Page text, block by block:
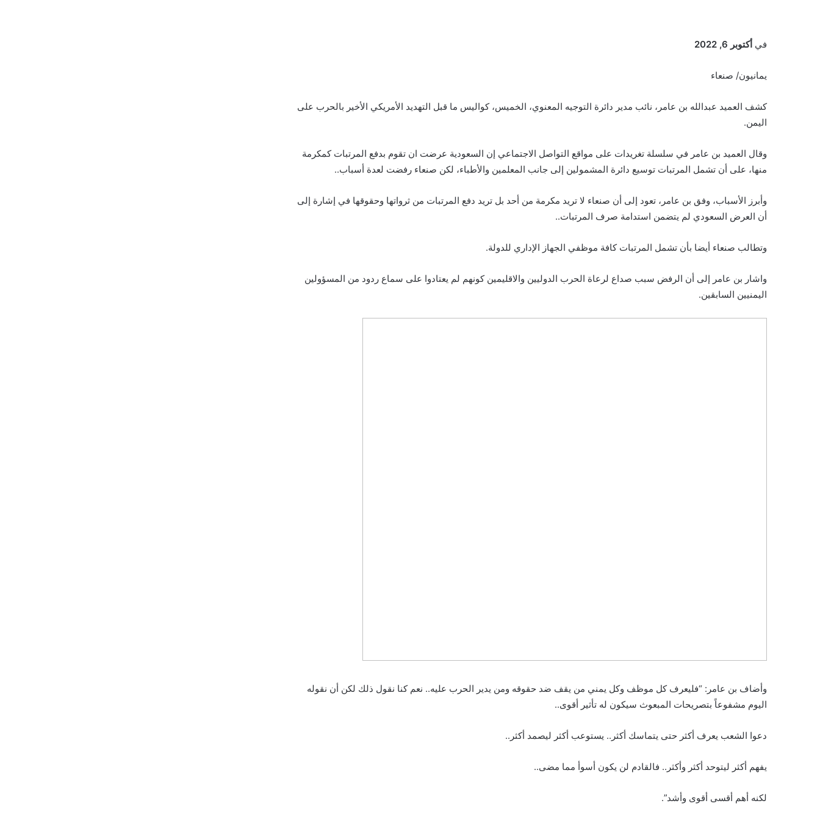
في أكتوبر 6, 2022
يمانيون/ صنعاء
كشف العميد عبدالله بن عامر، نائب مدير دائرة التوجيه المعنوي، الخميس، كواليس ما قبل التهديد الأمريكي الأخير بالحرب على
اليمن.
وقال العميد بن عامر في سلسلة تغريدات على مواقع التواصل الاجتماعي إن السعودية عرضت ان تقوم بدفع المرتبات كمكرمة
منها، على أن تشمل المرتبات توسيع دائرة المشمولين إلى جانب المعلمين والأطباء، لكن صنعاء رفضت لعدة أسباب..
وأبرز الأسباب، وفق بن عامر، تعود إلى أن صنعاء لا تريد مكرمة من أحد بل تريد دفع المرتبات من ثرواتها وحقوقها في إشارة إلى
أن العرض السعودي لم يتضمن استدامة صرف المرتبات..
وتطالب صنعاء أيضا بأن تشمل المرتبات كافة موظفي الجهاز الإداري للدولة.
واشار بن عامر إلى أن الرفض سبب صداع لرعاة الحرب الدوليين والاقليمين كونهم لم يعتادوا على سماع ردود من المسؤولين
اليمنيين السابقين.
وأضاف بن عامر: “فليعرف كل موظف وكل يمني من يقف ضد حقوقه ومن يدير الحرب عليه.. نعم كنا نقول ذلك لكن أن نقوله
اليوم مشفوعاً بتصريحات المبعوث سيكون له تأثير أقوى..
دعوا الشعب يعرف أكثر حتى يتماسك أكثر.. يستوعب أكثر ليصمد أكثر..
يفهم أكثر ليتوحد أكثر وأكثر.. فالقادم لن يكون أسوأ مما مضى..
لكنه أهم أقسى أقوى وأشد”.